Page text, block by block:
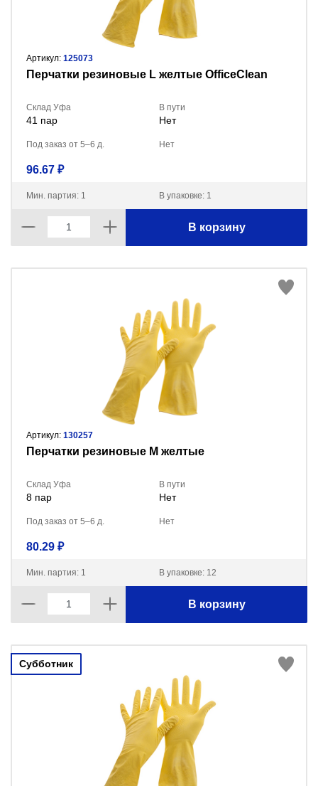
Артикул: 125073
Перчатки резиновые L желтые OfficeClean
Склад Уфа
41 пар
В пути
Нет
Под заказ от 5–6 д. Нет
96.67 ₽
Мин. партия: 1 В упаковке: 1
В корзину
Артикул: 130257
Перчатки резиновые M желтые
Склад Уфа
8 пар
В пути
Нет
Под заказ от 5–6 д. Нет
80.29 ₽
Мин. партия: 1 В упаковке: 12
В корзину
Субботник